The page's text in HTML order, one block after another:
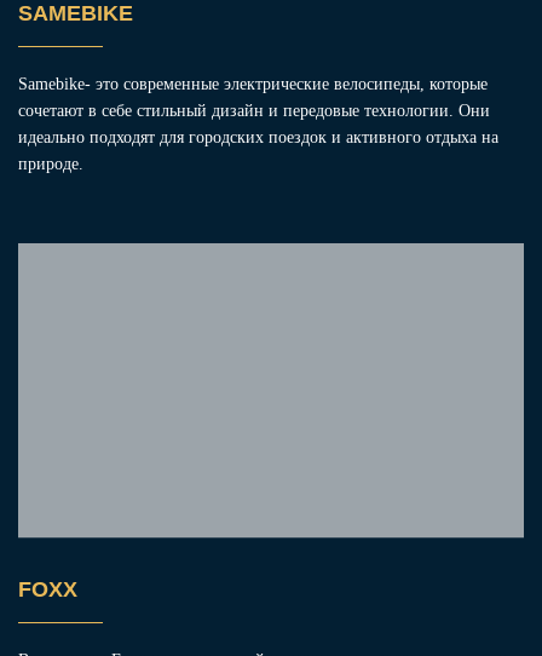
SAMEBIKE
Samebike- это современные электрические велосипеды, которые
сочетают в себе стильный дизайн и передовые технологии. Они
идеально подходят для городских поездок и активного отдыха на
природе.
FOXX